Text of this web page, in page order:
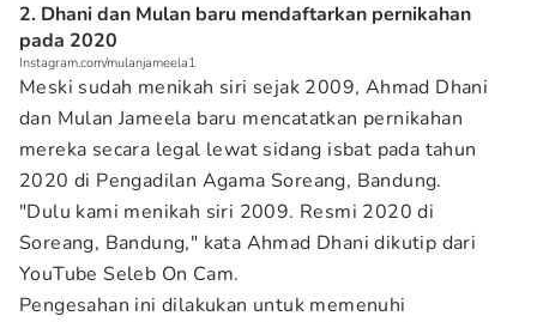
2. Dhani dan Mulan baru mendaftarkan pernikahan
pada 2020
Instagram.com/mulanjameela1
Meski sudah menikah siri sejak 2009, Ahmad Dhani
dan Mulan Jameela baru mencatatkan pernikahan
mereka secara legal lewat sidang isbat pada tahun
2020 di Pengadilan Agama Soreang, Bandung.
"Dulu kami menikah siri 2009. Resmi 2020 di
Soreang, Bandung," kata Ahmad Dhani dikutip dari
YouTube Seleb On Cam.
Pengesahan ini dilakukan untuk memenuhi